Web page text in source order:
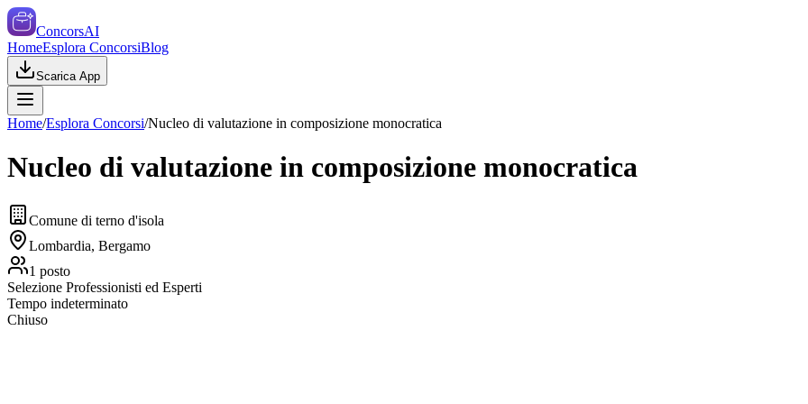
ConcorsAI
HomeEsplora ConcorsiBlog
Scarica App
Home/Esplora Concorsi/Nucleo di valutazione in composizione monocratica
Nucleo di valutazione in composizione monocratica
Comune di terno d'isola
Lombardia, Bergamo
1 posto
Selezione Professionisti ed Esperti
Tempo indeterminato
Chiuso